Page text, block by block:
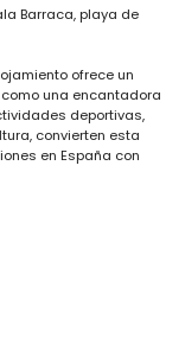
Barraca, playa de
ofrece un
una encantadora
deportivas,
convierten esta
en España con